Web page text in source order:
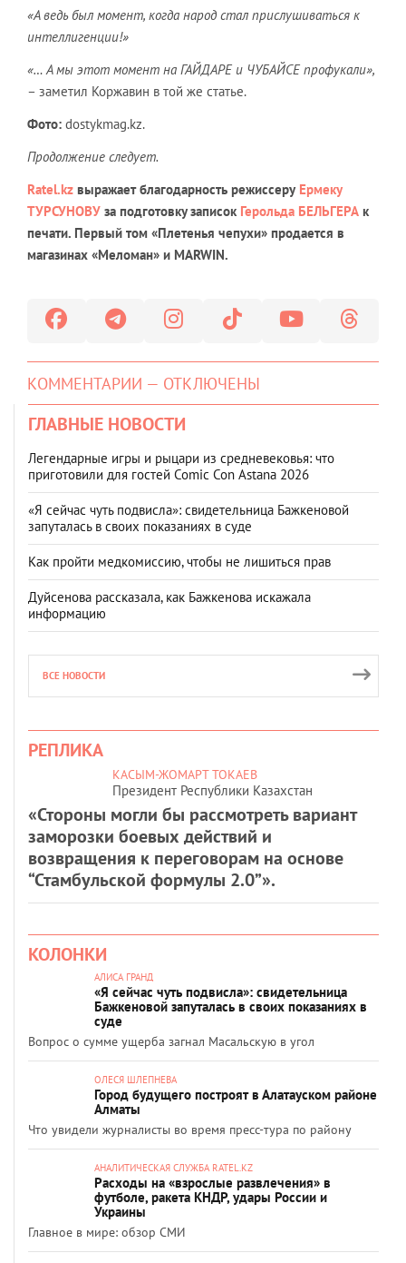
«А ведь был момент, когда народ стал прислушиваться к
интеллигенции!»
«… А мы этот момент на ГАЙДАРЕ и ЧУБАЙСЕ профукали»,
– заметил Коржавин в той же статье.
Фото: dostykmag.kz.
Продолжение следует.
Ratel.kz выражает благодарность режиссеру Ермеку
ТУРСУНОВУ за подготовку записок Герольда БЕЛЬГЕРА к
печати. Первый том «Плетенья чепухи» продается в
магазинах «Меломан» и MARWIN.
КОММЕНТАРИИ — ОТКЛЮЧЕНЫ
ГЛАВНЫЕ НОВОСТИ
Легендарные игры и рыцари из средневековья: что
приготовили для гостей Comic Con Astana 2026
«Я сейчас чуть подвисла»: свидетельница Бажкеновой
запуталась в своих показаниях в суде
Как пройти медкомиссию, чтобы не лишиться прав
Дуйсенова рассказала, как Бажкенова искажала
информацию
ВСЕ НОВОСТИ
РЕПЛИКА
КАСЫМ-ЖОМАРТ ТОКАЕВ
Президент Республики Казахстан
«Стороны могли бы рассмотреть вариант
заморозки боевых действий и
возвращения к переговорам на основе
“Стамбульской формулы 2.0”».
КОЛОНКИ
АЛИСА ГРАНД
«Я сейчас чуть подвисла»: свидетельница
Бажкеновой запуталась в своих показаниях в
суде
Вопрос о сумме ущерба загнал Масальскую в угол
ОЛЕСЯ ШЛЕПНЕВА
Город будущего построят в Алатауском районе
Алматы
Что увидели журналисты во время пресс-тура по району
АНАЛИТИЧЕСКАЯ СЛУЖБА RATEL.KZ
Расходы на «взрослые развлечения» в
футболе, ракета КНДР, удары России и
Украины
Главное в мире: обзор СМИ